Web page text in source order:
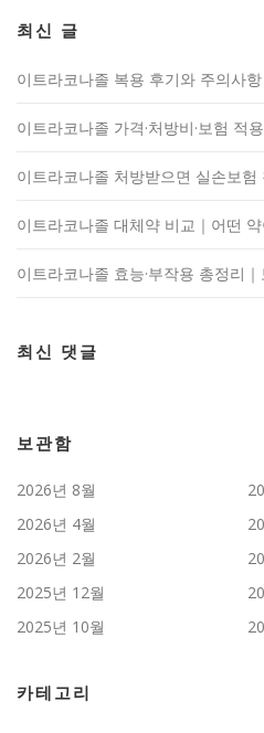
최신 글
이트라코나졸 복용 후기와 주의사
이트라코나졸 가격·처방비·보험 적
이트라코나졸 처방받으면 실손보험
이트라코나졸 대체약 비교｜어떤
이트라코나졸 효능·부작용 총정리
최신 댓글
보관함
2026년 8월
2026년 4월
2026년 2월
2025년 12월
2025년 10월
카테고리